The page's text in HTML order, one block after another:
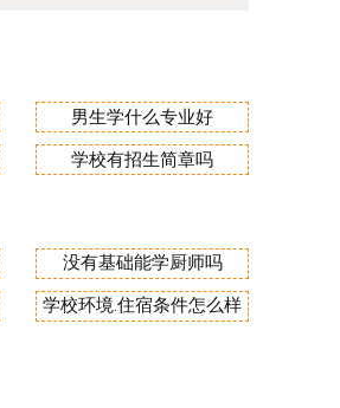
男生学什么专业好
学校有招生简章吗
没有基础能学厨师吗
学校环境.住宿条件怎么样